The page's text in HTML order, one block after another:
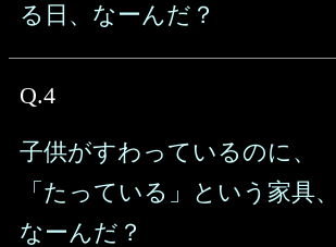
る日、なーんだ？
Q.4
子供がすわっているのに、
「たっている」という家具、
なーんだ？